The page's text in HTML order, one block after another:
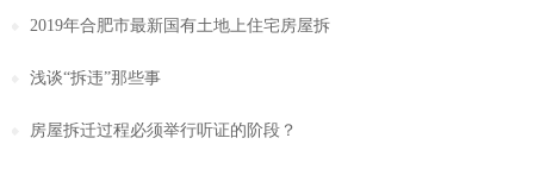
2019年合肥市最新国有土地上住宅房屋拆
浅谈“拆违”那些事
房屋拆迁过程必须举行听证的阶段？